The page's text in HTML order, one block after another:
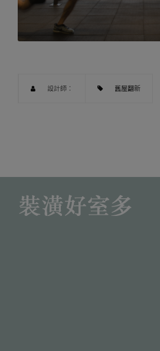
設計師： 舊屋翻新